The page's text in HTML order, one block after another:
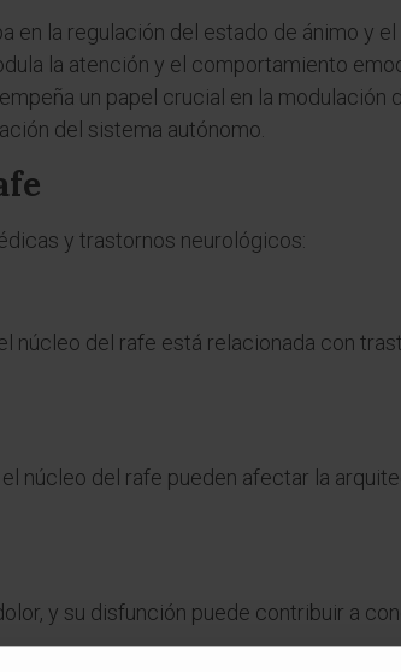
en la regulación del estado de ánimo y el
la atención y el comportamiento
un papel crucial en la modulación
del sistema autónomo.
y trastornos neurológicos:
núcleo del rafe está relacionada con
núcleo del rafe pueden afectar la
y su disfunción puede contribuir a